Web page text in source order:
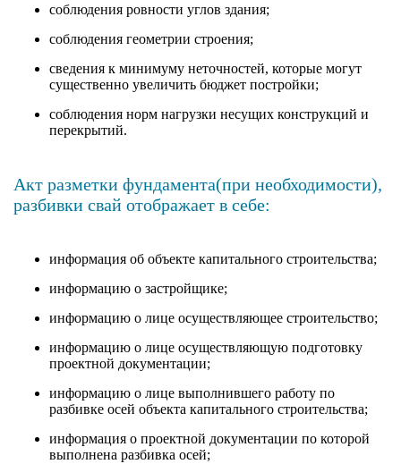
соблюдения ровности углов здания;
соблюдения геометрии строения;
сведения к минимуму неточностей, которые могут
существенно увеличить бюджет постройки;
соблюдения норм нагрузки несущих конструкций и
перекрытий.
Акт разметки фундамента(при необходимости),
разбивки свай отображает в себе:
информация об объекте капитального строительства;
информацию о застройщике;
информацию о лице осуществляющее строительство;
информацию о лице осуществляющую подготовку
проектной документации;
информацию о лице выполнившего работу по
разбивке осей объекта капитального строительства;
информация о проектной документации по которой
выполнена разбивка осей;